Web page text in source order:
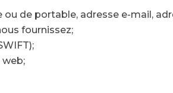
de portable, adresse e-mail,
fournissez;
web;